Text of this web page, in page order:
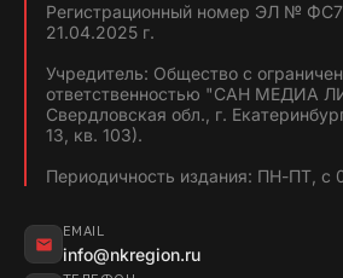
Регистрационный номер ЭЛ №
21.04.2025 г.
Учредитель: Общество с
ответственностью "САН МЕДИА
Свердловская обл., г.
13, кв. 103).
Периодичность издания: ПН-ПТ, с
EMAIL
info@nkregion.ru